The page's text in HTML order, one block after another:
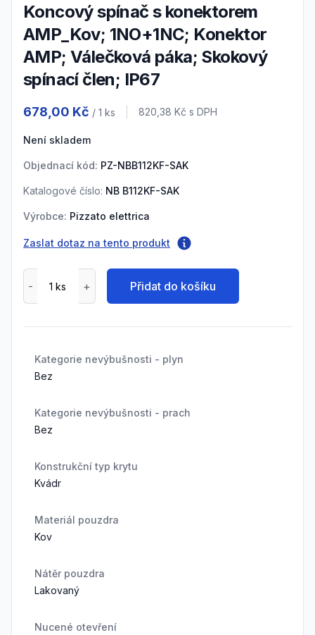
Koncový spínač s konektorem
AMP_Kov; 1NO+1NC; Konektor
AMP; Válečková páka; Skokový
spínací člen; IP67
678,00 Kč / 1 ks Cena s DPH
820,38 Kč s DPH
Není skladem
Objednací kód: PZ-NBB112KF-SAK
Katalogové číslo: NB B112KF-SAK
Výrobce: Pizzato elettrica
Zaslat dotaz na tento produkt
Přidat do košíku
Kategorie nevýbušnosti - plyn
Bez
Kategorie nevýbušnosti - prach
Bez
Konstrukční typ krytu
Kvádr
Materiál pouzdra
Kov
Nátěr pouzdra
Lakovaný
Nucené otevření